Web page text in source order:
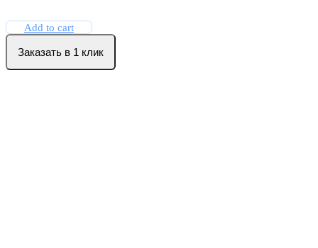
Add to cart
Заказать в 1 клик